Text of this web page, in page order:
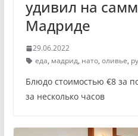
удивил на
Мадриде
29.06.2022
еда, мадрид, нато, оливье,
Блюдо стоимостью €8 за
за несколько часов